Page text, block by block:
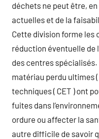
déchets ne peut être,
actuelles et de la
Cette division forme les
réduction éventuelle
des centres
matériau perdu ultimes (
techniques ( CET ) ont
fuites dans
ordure ou affecter la
autre difficile de savoir